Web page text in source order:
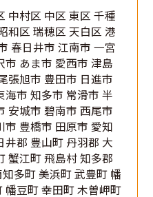
中村区 中区 東区 千種
和区 瑞穂区 天白区 港
春日井市 江南市 一宮
あま市 愛西市 津島
張旭市 豊田市 日進市
海市 知多市 常滑市 半
安城市 碧南市 西尾市
市 豊橋市 田原市 愛知
郡 豊山町 丹羽郡 大
蟹江町 飛島村 知多郡
多町 美浜町 武豊町 幡
幡豆町 幸田町 木曽岬町